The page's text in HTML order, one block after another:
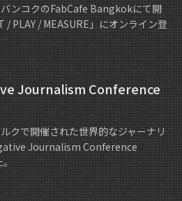
ンコクのFabCafe Bangkokにて開
/ PLAY / MEASURE」にオンライン登
Journalism Conference
クで開催された世界的なジャーナリ
Journalism Conference